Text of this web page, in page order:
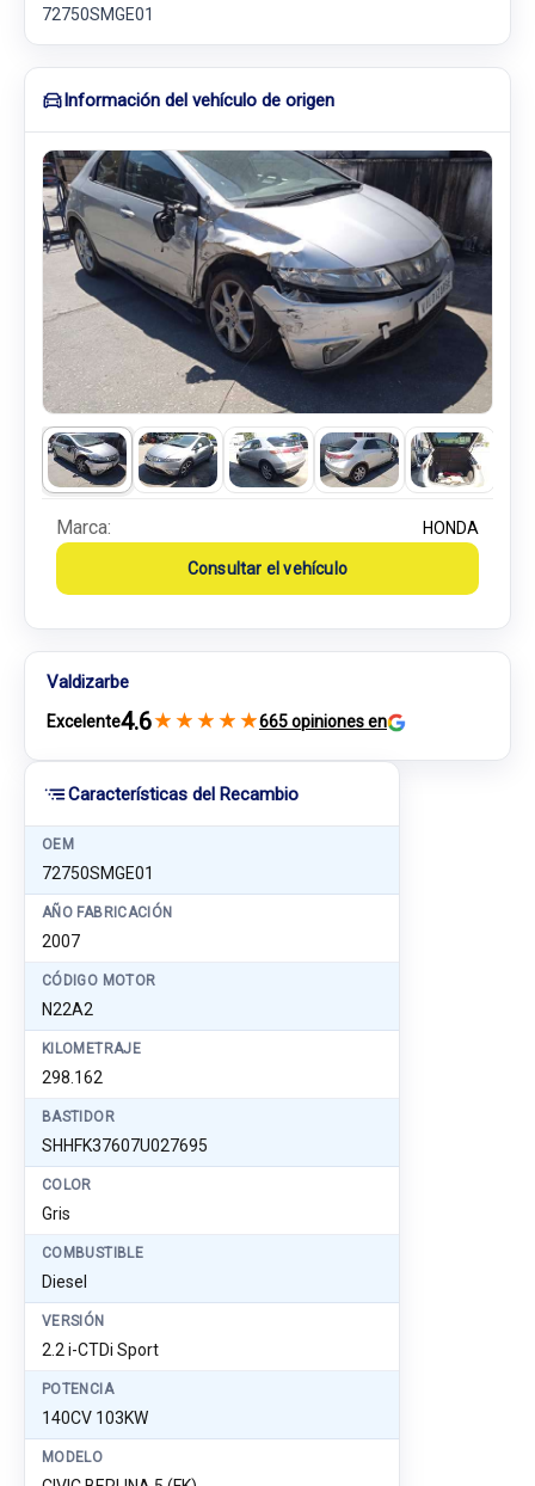
Características del Recambio
OEM
72750SMGE01
AÑO FABRICACIÓN
2007
CÓDIGO MOTOR
N22A2
KILOMETRAJE
298.162
BASTIDOR
SHHFK37607U027695
COLOR
Gris
COMBUSTIBLE
Diesel
VERSIÓN
2.2 i-CTDi Sport
POTENCIA
140CV 103KW
MODELO
72750SMGE01
Información del vehículo de origen
Marca: HONDA
Consultar el vehículo
Valdizarbe
Excelente4.6★ ★ ★ ★ ★665 opiniones en